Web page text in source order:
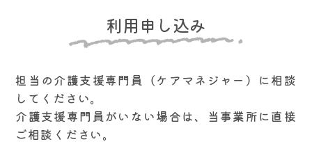
利用申し込み
担当の介護支援専門員（ケアマネジャー）に相談
してください。
介護支援専門員がいない場合は、当事業所に直接
ご相談ください。